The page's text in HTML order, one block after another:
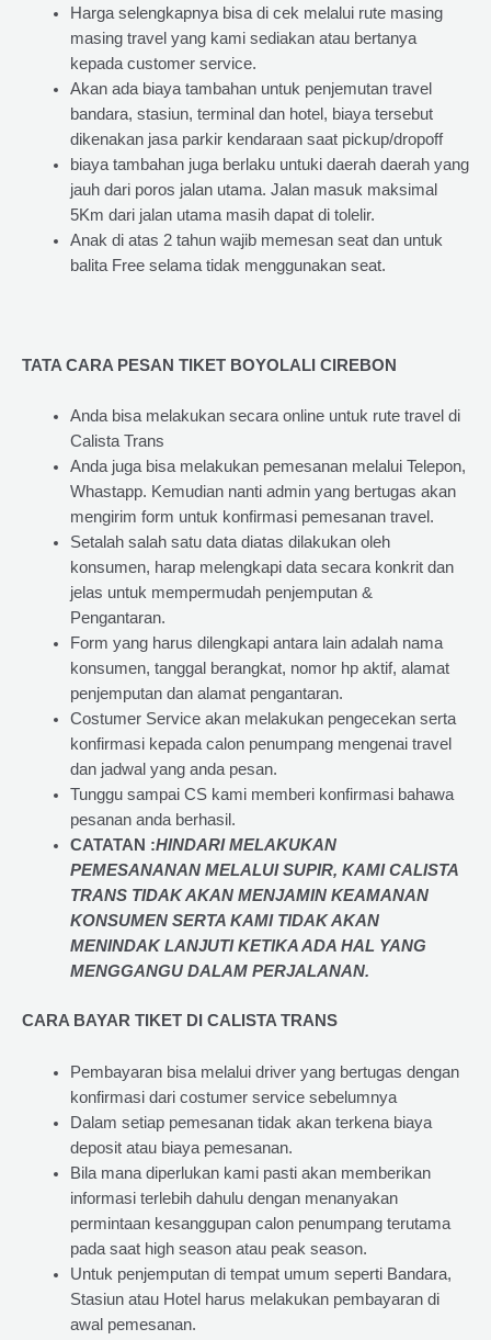
Harga selengkapnya bisa di cek melalui rute masing
masing travel yang kami sediakan atau bertanya
kepada customer service.
Akan ada biaya tambahan untuk penjemutan travel
bandara, stasiun, terminal dan hotel, biaya tersebut
dikenakan jasa parkir kendaraan saat pickup/dropoff
biaya tambahan juga berlaku untuki daerah daerah yang
jauh dari poros jalan utama. Jalan masuk maksimal
5Km dari jalan utama masih dapat di tolelir.
Anak di atas 2 tahun wajib memesan seat dan untuk
balita Free selama tidak menggunakan seat.
TATA CARA PESAN TIKET BOYOLALI CIREBON
Anda bisa melakukan secara online untuk rute travel di
Calista Trans
Anda juga bisa melakukan pemesanan melalui Telepon,
Whastapp. Kemudian nanti admin yang bertugas akan
mengirim form untuk konfirmasi pemesanan travel.
Setalah salah satu data diatas dilakukan oleh
konsumen, harap melengkapi data secara konkrit dan
jelas untuk mempermudah penjemputan &
Pengantaran.
Form yang harus dilengkapi antara lain adalah nama
konsumen, tanggal berangkat, nomor hp aktif, alamat
penjemputan dan alamat pengantaran.
Costumer Service akan melakukan pengecekan serta
konfirmasi kepada calon penumpang mengenai travel
dan jadwal yang anda pesan.
Tunggu sampai CS kami memberi konfirmasi bahawa
pesanan anda berhasil.
CATATAN :HINDARI MELAKUKAN
PEMESANANAN MELALUI SUPIR, KAMICALISTA
TRANSTIDAK AKAN MENJAMINKEAMANAN
KONSUMEN SERTA KAMI TIDAK AKAN
MENINDAK LANJUTI KETIKA ADA HAL YANG
MENGGANGU DALAM PERJALANAN.
CARA BAYAR TIKET DI CALISTA TRANS
Pembayaran bisa melalui driver yang bertugas dengan
konfirmasi dari costumer service sebelumnya
Dalam setiap pemesanan tidak akan terkena biaya
deposit atau biaya pemesanan.
Bila mana diperlukan kami pasti akan memberikan
informasi terlebih dahulu dengan menanyakan
permintaan kesanggupan calon penumpang terutama
pada saat high season atau peak season.
Untuk penjemputan di tempat umum seperti Bandara,
Stasiun atau Hotel harus melakukan pembayaran di
awal pemesanan.